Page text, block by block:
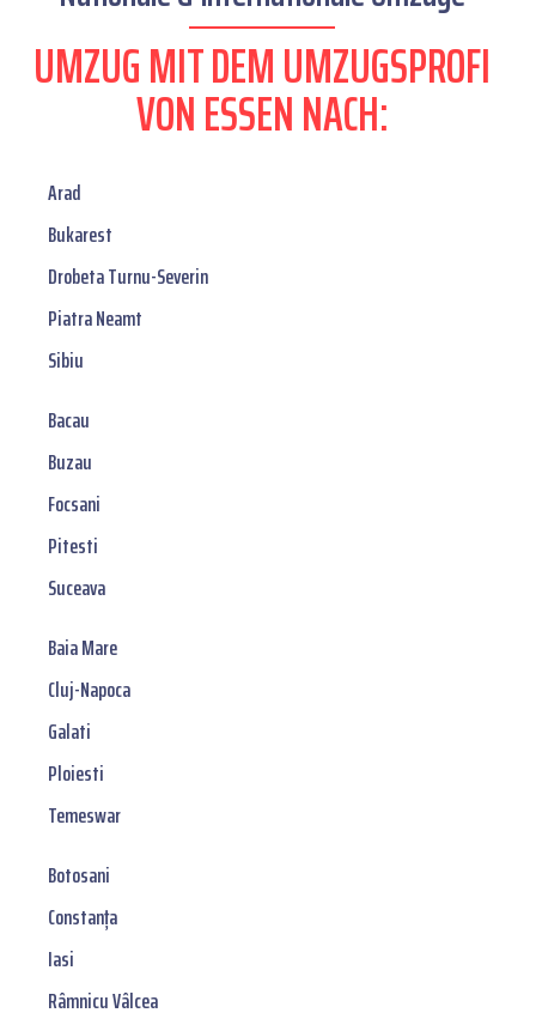
UMZUG MIT DEM UMZUGSPROFI
VON ESSEN NACH:
Arad
Bukarest
Drobeta Turnu-Severin
Piatra Neamt
Sibiu
Bacau
Buzau
Focsani
Pitesti
Suceava
Baia Mare
Cluj-Napoca
Galati
Ploiesti
Temeswar
Botosani
Constanța
Iasi
Râmnicu Vâlcea